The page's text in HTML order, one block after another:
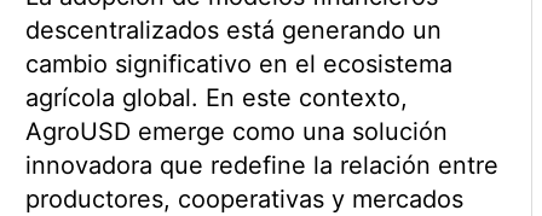
descentralizados está generando un
cambio significativo en el ecosistema
agrícola global. En este contexto,
AgroUSD emerge como una solución
innovadora que redefine la relación entre
productores, cooperativas y mercados